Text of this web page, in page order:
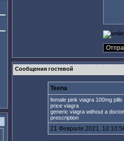
Сообщения гостевой
Teena
female pink viagra 100mg
price viagra
generic viagra without a
prescription
21 Февраля 2021,